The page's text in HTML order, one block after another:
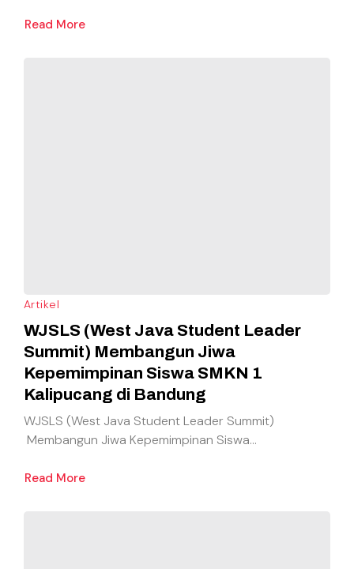
Read More
Artikel
WJSLS (West Java Student Leader
Summit) Membangun Jiwa
Kepemimpinan Siswa SMKN 1
Kalipucang di Bandung
WJSLS (West Java Student Leader Summit)
Membangun Jiwa Kepemimpinan Siswa...
Read More